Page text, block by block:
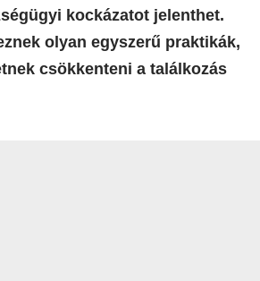
kockázatot jelenthet.
olyan egyszerű praktikák,
csökkenteni a találkozás